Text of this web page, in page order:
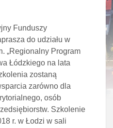
Funduszy
do udziału w
„Regionalny Program
Łódzkiego na lata
zostaną
zarówno dla
osób
Szkolenie
r. w Łodzi w sali